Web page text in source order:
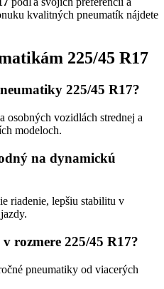
kvalitných pneumatík nájdete
225/45 R17
225/45 R17?
osobných vozidlách strednej a
modeloch.
na dynamickú
riadenie, lepšiu stabilitu v
rozmere 225/45 R17?
pneumatiky od viacerých